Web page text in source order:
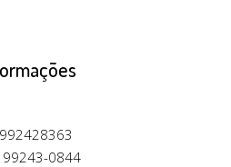
99243-0844